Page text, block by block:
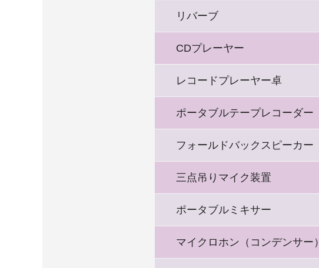
リバーブ
CDプレーヤー
レコードプレーヤー卓
ポータブルテープレコーダー
フォールドバックスピーカー
三点吊りマイク装置
ポータブルミキサー
マイクロホン（コンデンサー）